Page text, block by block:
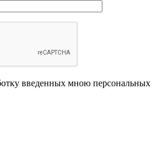
введенных мною персональных